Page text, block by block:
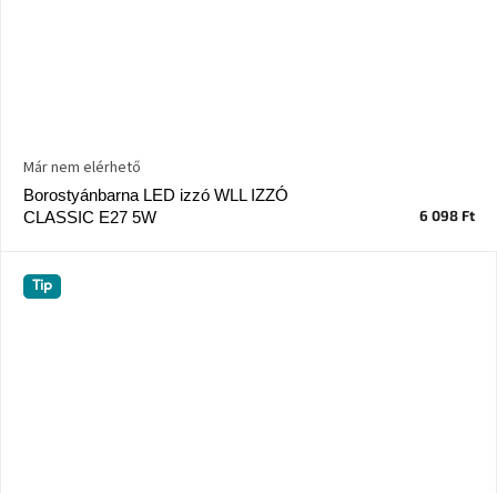
Borostyánbarna LED izzó WLL IZZÓ
CLASSIC E27 5W
Már nem elérhető
6 098 Ft
Tip